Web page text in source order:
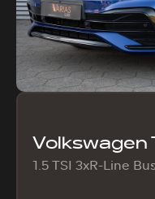
Volkswagen
1.5 TSI 3xR-Line